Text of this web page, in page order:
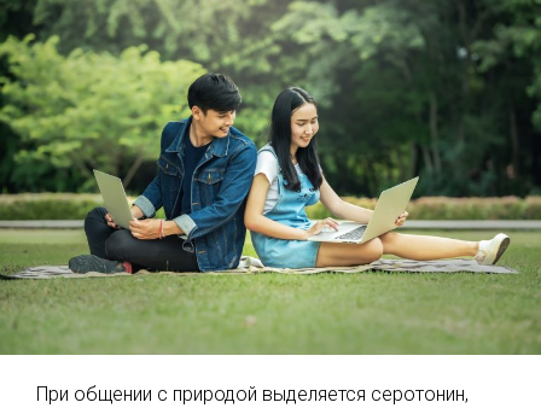
При общении с природой выделяется серотонин,